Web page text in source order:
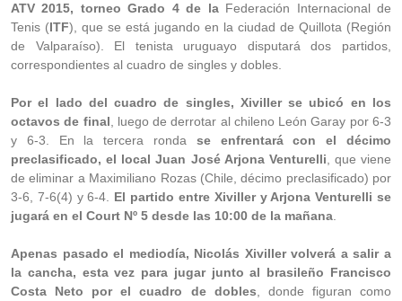
ATV 2015, torneo Grado 4 de laFederación Internacional de
Tenis (ITF), que se está jugando en la ciudad de Quillota (Región
de Valparaíso). El tenista uruguayo disputará dos partidos,
correspondientes al cuadro de singles y dobles.
Por el lado del cuadro de singles, Xiviller se ubicó en los
octavos de final , luego de derrotar al chileno León Garay por 6-3
y 6-3. En la tercera ronda se enfrentará con el décimo
preclasificado, el local Juan José Arjona Venturelli , que viene
de eliminar a Maximiliano Rozas (Chile, décimo preclasificado) por
3-6, 7-6(4) y 6-4. El partido entre Xiviller y Arjona Venturelli se
jugará en el Court Nº 5 desde las 10:00 de la mañana
Apenas pasado el mediodía, Nicolás Xiviller volverá a salir a
la cancha, esta vez para jugar junto al brasileño Francisco
Costa Neto por el cuadro de dobles , donde figuran como